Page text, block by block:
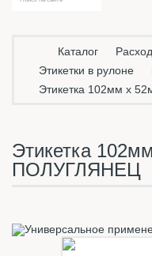
Каталог
Этикетки в рулоне
Этикетка 102мм х
Этикетка
ПОЛУГЛЯНЕЦ